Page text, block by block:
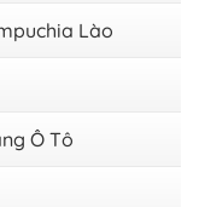
Lào
Ô Tô